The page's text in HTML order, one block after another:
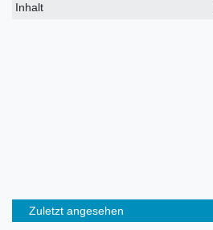
Inhalt
Zuletzt angesehen